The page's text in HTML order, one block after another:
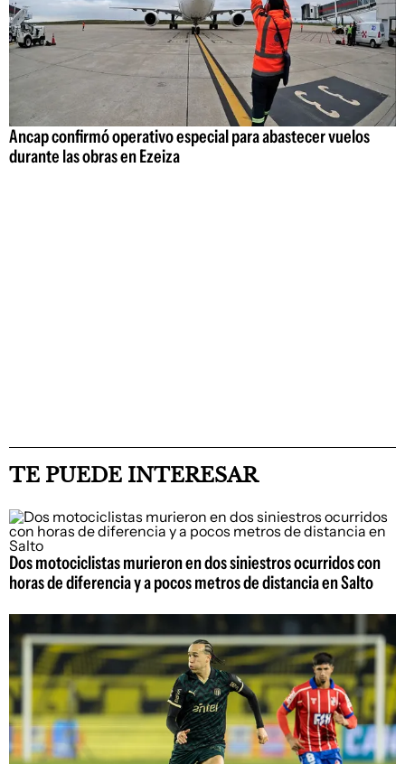
Ancap confirmó operativo especial para abastecer vuelos
durante las obras en Ezeiza
TE PUEDE INTERESAR
Dos motociclistas murieron en dos siniestros ocurridos con
horas de diferencia y a pocos metros de distancia en Salto